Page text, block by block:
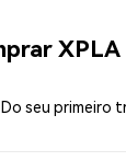
XPLA
seu